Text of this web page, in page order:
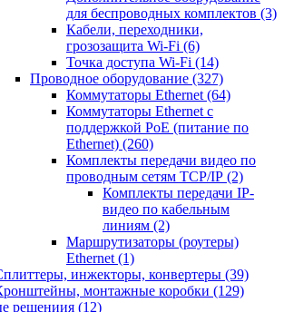
для беспроводных комплектов (3)
Кабели, переходники,
грозозащита Wi-Fi (6)
Точка доступа Wi-Fi (14)
Проводное оборудование (327)
Коммутаторы Ethernet (64)
Коммутаторы Ethernet с
поддержкой PoE (питание по
Ethernet) (260)
Комплекты передачи видео по
проводным сетям TCP/IP (2)
Комплекты передачи IP-
видео по кабельным
линиям (2)
Маршрутизаторы (роутеры)
Ethernet (1)
инжекторы, конвертеры (39)
монтажные коробки (129)
решениия (12)